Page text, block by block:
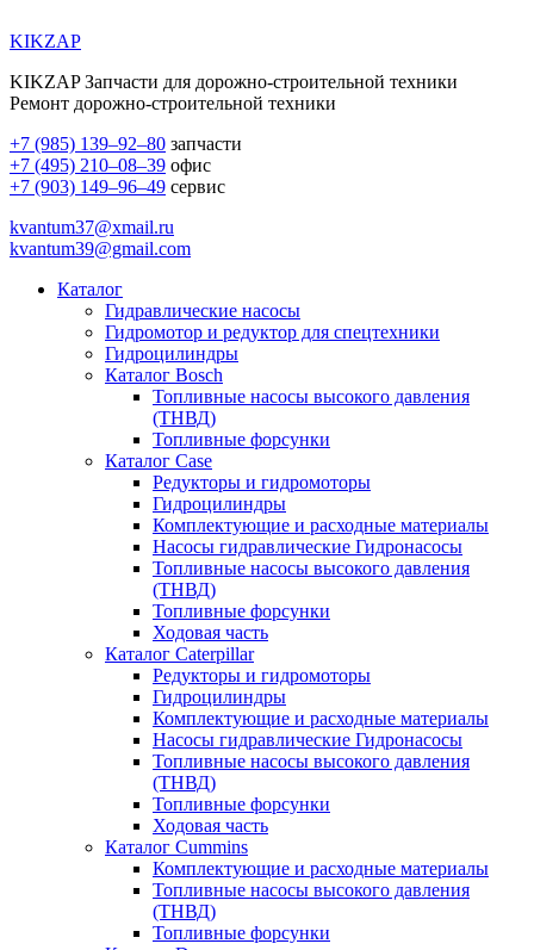
KIKZAP
KIKZAP Запчасти для дорожно-строительной техники
Ремонт дорожно-строительной техники
+7 (985) 139–92–80 запчасти
+7 (495) 210–08–39 офис
+7 (903) 149–96–49 сервис
kvantum37@xmail.ru
kvantum39@gmail.com
Каталог
Гидравлические насосы
Гидромотор и редуктор для спецтехники
Гидроцилиндры
Каталог Bosch
Топливные насосы высокого давления
(ТНВД)
Топливные форсунки
Каталог Case
Редукторы и гидромоторы
Гидроцилиндры
Комплектующие и расходные материалы
Насосы гидравлические Гидронасосы
Топливные насосы высокого давления
(ТНВД)
Топливные форсунки
Ходовая часть
Каталог Caterpillar
Редукторы и гидромоторы
Гидроцилиндры
Комплектующие и расходные материалы
Насосы гидравлические Гидронасосы
Топливные насосы высокого давления
(ТНВД)
Топливные форсунки
Ходовая часть
Каталог Cummins
Комплектующие и расходные материалы
Топливные насосы высокого давления
(ТНВД)
Топливные форсунки